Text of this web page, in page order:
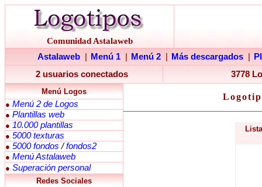
Comunidad Astalaweb
Astalaweb
Menú 1 Menú 2 Más descargados
2 usuarios conectados
3778
Menú Logos
● Menú 2 de Logos
● Plantillas web
● 10.000 plantillas
● 5000 texturas
● 5000 fondos /fondos2
● Menú Astalaweb
● Superación personal
Redes Sociales